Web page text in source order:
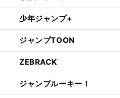
少年ジャンプ+
ジャンプTOON
ZEBRACK
ジャンプルーキー！